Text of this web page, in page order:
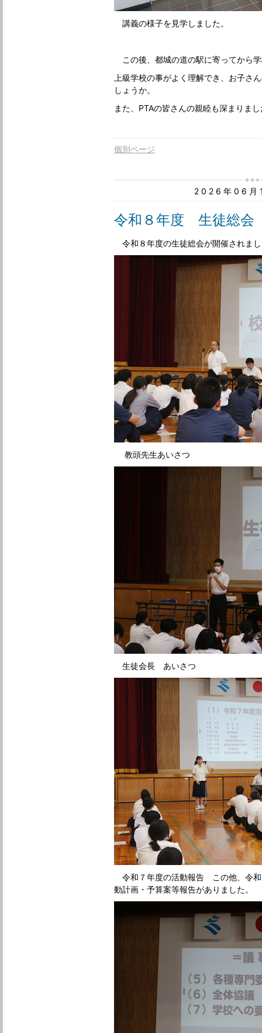
講義の様子を見学しました。
この後、都城の道の駅に寄ってから
上級学校の事がよく理解でき、お子さ
しょうか。
また、PTAの皆さんの親睦も深まりま
個別ページ
2026年06月
令和８年度 生徒総会
令和８年度の生徒総会が開催されま
教頭先生あいさつ
生徒会長 あいさつ
令和７年度の活動報告 この他、令和
動計画・予算案等報告がありました。